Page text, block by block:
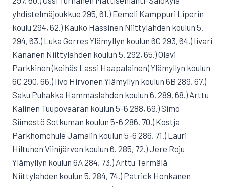
yhdistelmäjoukkue 295, 61.) Eemeli Kamppuri Liperin
koulu 294, 62.) Kauko Hassinen Niittylahden koulun 5.
294, 63.) Luka Gerres Ylämyllyn koulun 6C 293, 64.) Iivari
Kananen Niittylahden koulun 5. 292, 65.) Olavi
Parkkinen (keihäs Lassi Haapalainen) Ylämyllyn koulun
6C 290, 66.) Iivo Hirvonen Ylämyllyn koulun 6B 289, 67.)
Saku Puhakka Hammaslahden koulun 6. 289, 68.) Arttu
Kalinen Tuupovaaran koulun 5-6 288, 69.) Simo
Siimestö Sotkuman koulun 5-6 286, 70.) Kostja
Parkhomchule Jamalin koulun 5-6 286, 71.) Lauri
Hiltunen Viinijärven koulun 6. 285, 72.) Jere Roju
Ylämyllyn koulun 6A 284, 73.) Arttu Termälä
Niittylahden koulun 5. 284, 74.) Patrick Honkanen